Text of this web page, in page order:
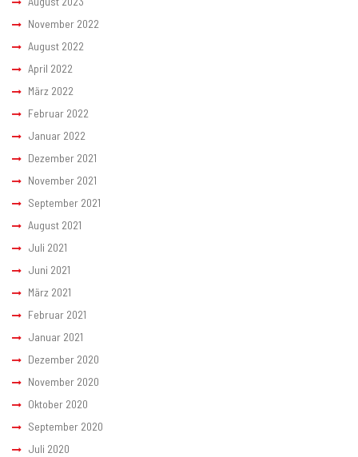
November 2022
August 2022
April 2022
März 2022
Februar 2022
Januar 2022
Dezember 2021
November 2021
September 2021
August 2021
Juli 2021
Juni 2021
März 2021
Februar 2021
Januar 2021
Dezember 2020
November 2020
Oktober 2020
September 2020
Juli 2020